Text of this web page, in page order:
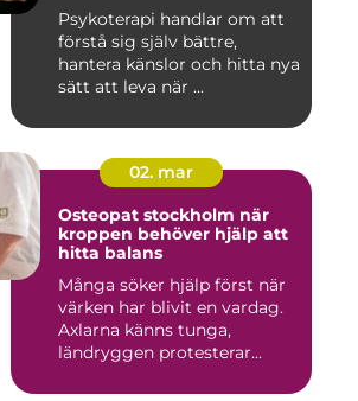
Psykoterapi handlar om att
förstå sig själv bättre,
hantera känslor och hitta nya
sätt att leva när ...
02. mar
Osteopat stockholm när
kroppen behöver hjälp att
hitta balans
Många söker hjälp först när
värken har blivit en vardag.
Axlarna känns tunga,
ländryggen protesterar...